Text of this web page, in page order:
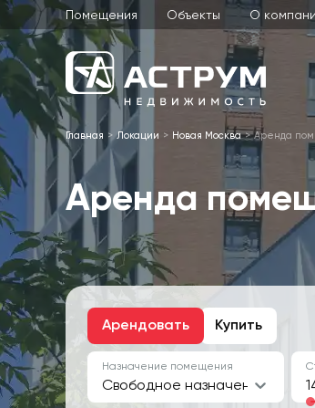
Помещения Объекты О
Главная Локации Новая Москва Аренда
Аренда
Арендовать Купить
Назначение помещения
Свободное назначение